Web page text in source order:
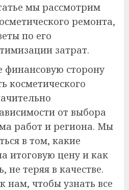
мы рассмотрим
ремонта,
по его
затрат.
финансовую сторону
косметического
от выбора
работ и региона. Мы
в том, какие
итоговую цену и как
не теряя в качестве.
нам, чтобы узнать все